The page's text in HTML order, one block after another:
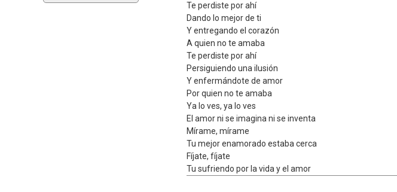
Te perdiste por ahí
Dando lo mejor de ti
Y entregando el corazón
A quien no te amaba
Te perdiste por ahí
Persiguiendo una ilusión
Y enfermándote de amor
Por quien no te amaba
Ya lo ves, ya lo ves
El amor ni se imagina ni se inventa
Mírame, mírame
Tu mejor enamorado estaba cerca
Fíjate, fíjate
Tu sufriendo por la vida y el amor